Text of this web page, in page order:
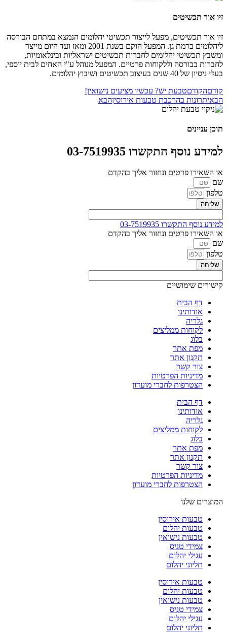
זיו אור תכשיטים
זיו אור תכשיטים, מפעל לייצור תכשיטי יהלומים הנמצא במתחם הבורסה
ליהלומים ברמת גן. המפעל הוקם בשנת 2001 ומאז ועד היום מייצר
ומשבץ תכשיטי יהלומים לחברות תכשיטים ישראליות ובינלאומיות,
לחברות בבורסה וללקוחות פרטיים. המפעל מנוהל ע"י האחים לבית יוספי,
בעלי ניסיון של 40 שנים בעיצוב תכשיטים ושיבוץ יהלומים.
קודםהקודםטבעת יש? עכשיו מציעים נישואין!
הבאיתרונות בהרכבת טבעות אירוסיןהבא
תוכן עניינים
למידע נוסף התקשרו 03-7519935
או השאירו פרטים ונחזור אליך בהקדם
שם
טלפון
שליחה
למידע נוסף התקשרו 03-7519935
או השאירו פרטים ונחזור אליך בהקדם
שם
טלפון
שליחה
קישורים שימושיים
דף הבית
אודותינו
גלריה
לקוחות ממליצים
בלוג
מפת אתר
תקנון אתר
צור קשר
מדיניות הפרטיות
הצטרפות לחברי מועדון
דף הבית
אודותינו
גלריה
לקוחות ממליצים
בלוג
מפת אתר
תקנון אתר
צור קשר
מדיניות הפרטיות
הצטרפות לחברי מועדון
המוצרים שלנו
טבעות אירוסין
טבעות יהלום
טבעות נישואין
צמידי טניס
עגילי יהלום
תליוני יהלום
טבעות אירוסין
טבעות יהלום
טבעות נישואין
צמידי טניס
עגילי יהלום
תליוני יהלום